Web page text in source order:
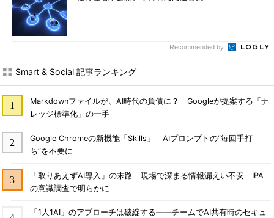
Recommended by
Smart & Social 記事ランキング
Markdownファイルが、AI時代の負債に？ Googleが提案する「ナ
レッジ標準化」の一手
Google Chromeの新機能「Skills」 AIプロンプトの“毎回手打
ち”を不要に
「取りあえずAI導入」の末路 現場で深まる情報漏えい不安 IPA
の意識調査で明らかに
「1人1AI」のアプローチは破綻する――チームでAI共有時のセキュ